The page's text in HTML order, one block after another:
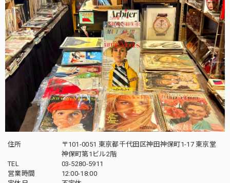
住所
〒101-0051 東京都千代田区神田神保町1-17 東京堂
神保町第1ビル2階
TEL
03-5280-5911
営業時間
12:00-18:00